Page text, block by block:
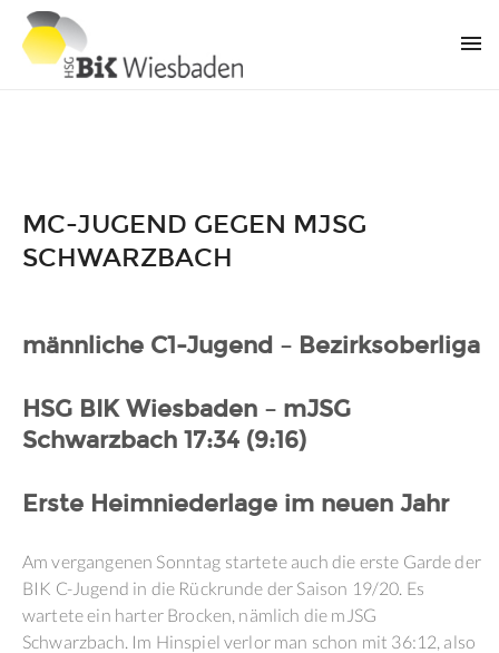
MC-JUGEND GEGEN MJSG
SCHWARZBACH
männliche C1-Jugend – Bezirksoberliga
HSG BIK Wiesbaden – mJSG
Schwarzbach 17:34 (9:16)
Erste Heimniederlage im neuen Jahr
Am vergangenen Sonntag startete auch die erste Garde der
BIK C-Jugend in die Rückrunde der Saison 19/20. Es
wartete ein harter Brocken, nämlich die mJSG
Schwarzbach. Im Hinspiel verlor man schon mit 36:12, also